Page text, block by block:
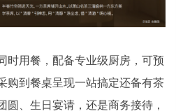
时用餐，配备专业级厨房，可预
购到餐桌呈现一站搞定还备有茶
圆、生日宴请，还是商务接待，